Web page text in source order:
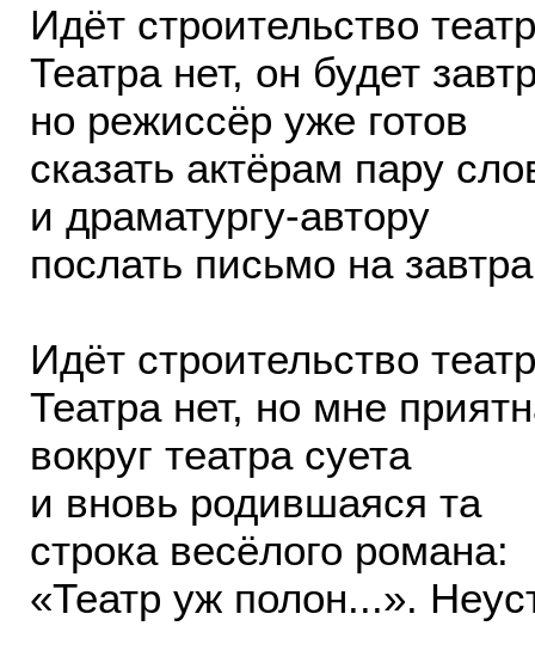
Идёт строительство
Театра нет, он будет
но режиссёр уже готов
сказать актёрам пару
и драматургу-автору
послать письмо на
Идёт строительство
Театра нет, но мне
вокруг театра суета
и вновь родившаяся та
строка весёлого романа:
«Театр уж полон...».